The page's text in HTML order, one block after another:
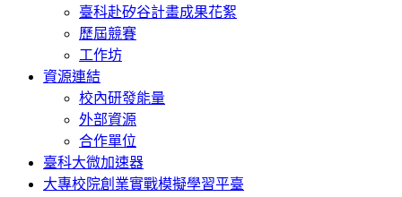
臺科赴矽谷計畫成果花絮
歷屆競賽
工作坊
資源連結
校內研發能量
外部資源
合作單位
臺科大微加速器
大專校院創業實戰模擬學習平臺